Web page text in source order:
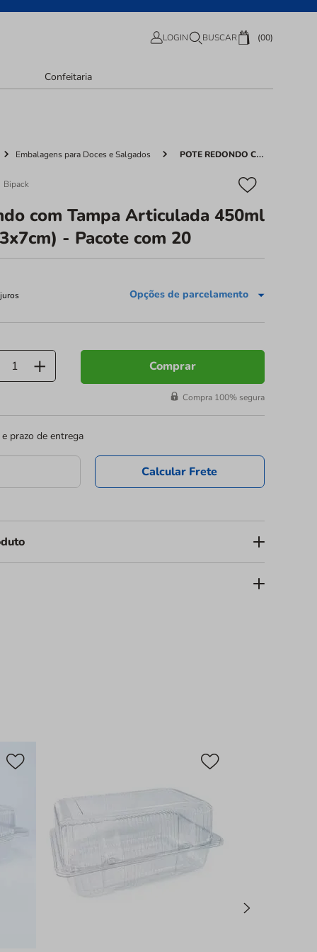
LOGIN BUSCAR 00
Confeitaria
Embalagens para Doces e Salgados POTE REDONDO COM TAMPA ARTICULADA 450ML BP771 (12,3X7CM) - PACOTE COM 20
Bipack
com Tampa Articulada 450ml
- Pacote com 20
Opções de parcelamento
Comprar
Compra 100% segura
prazo de entrega
Calcular Frete
Tampa Articulada 450ml BP771
embalar, transportar e expor doces e salgados em seu
Operação:
A tampa articulada proporciona fechamento
abertura, agilizando o atendimento no seu dia a dia.
e serviços de delivery que necessitam embalar
mousses e sobremesas.
Impecável:Seu acabamento liso e transparente valoriza o
atraindo a atenção dos clientes.
a Diferença
aumentando o apelo de venda, enquanto a tampa